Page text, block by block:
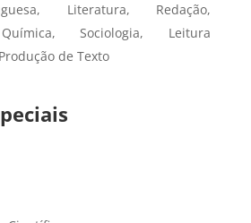
Literatura, Redação,
Sociologia, Leitura
de Texto